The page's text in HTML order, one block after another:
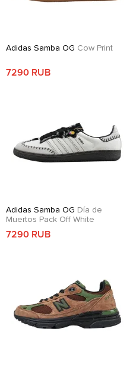
Adidas Samba OG Cow Print
7290 RUB
Adidas Samba OG Día de
Muertos Pack Off White
7290 RUB